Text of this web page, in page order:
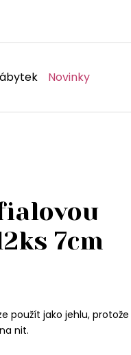
Novinky
7cm
použít jako jehlu, protože
nit.